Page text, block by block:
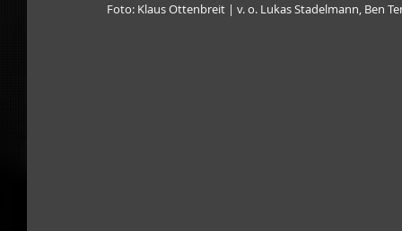
Foto: Klaus Ottenbreit | v. o. Lukas Stadelmann, Ben